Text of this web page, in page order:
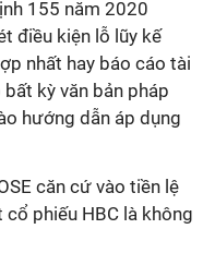
155 năm 2020
điều kiện lỗ lũy kế
nhất hay báo cáo tài
kỳ văn bản pháp
hướng dẫn áp dụng
căn cứ vào tiền lệ
phiếu HBC là không